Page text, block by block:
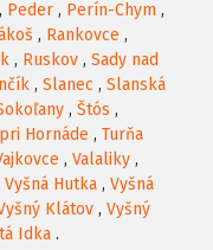
, Peder , Perín-Chym ,
, Rankovce ,
, Ruskov , Sady nad
, Slanec , Slanská
, Štós ,
Hornáde , Turňa
, Valaliky ,
Vyšná Hutka , Vyšná
Klátov , Vyšný
Idka .